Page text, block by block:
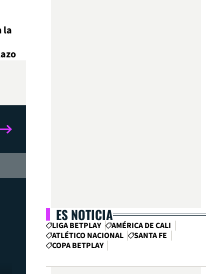
la
ES NOTICIA
LIGA BETPLAY
AMÉRICA DE CALI
ATLÉTICO NACIONAL
SANTA FE
COPA BETPLAY